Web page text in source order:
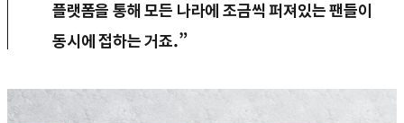
플랫폼을 통해 모든 나라에 조금씩 퍼져있는 팬들이
동시에 접하는 거죠.”